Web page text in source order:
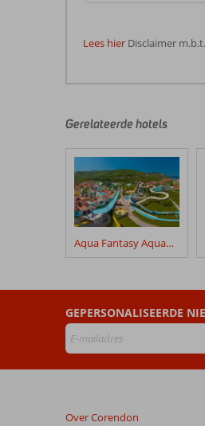
Lees hier Disclaimer
door
klanten
geschreven
na
hun
verblijf
Liberty
Beoordelingen
die
ouder
zijn
dan
worden
Gerelateerde hotels
Aqua Fantasy Aquapark Hotel & Spa
GEPERSONALISEERDE
Over Corendon